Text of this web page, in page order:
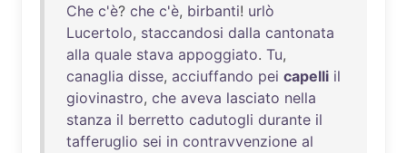
Che c'è? che c'è, birbanti! urlò
Lucertolo, staccandosi dalla cantonata
alla quale stava appoggiato. Tu,
canaglia disse, acciuffando pei capelli il
giovinastro, che aveva lasciato nella
stanza il berretto cadutogli durante il
tafferuglio sei in contravvenzione al